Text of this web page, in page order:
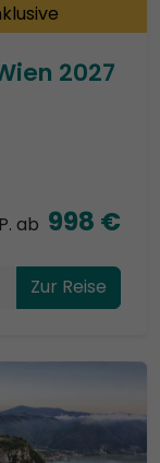
2027
ab 998 €
Zur Reise